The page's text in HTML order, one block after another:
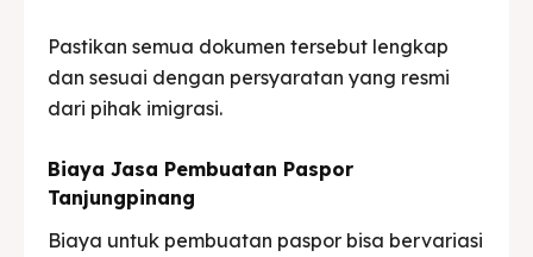
Pastikan semua dokumen tersebut lengkap
dan sesuai dengan persyaratan yang resmi
dari pihak imigrasi.
Biaya Jasa Pembuatan Paspor
Tanjungpinang
Biaya untuk pembuatan paspor bisa bervariasi